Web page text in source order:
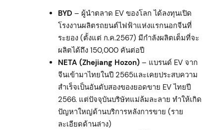
BYD – ผู้นำตลาด EV ของโลก ได้ลงทุนเปิด
โรงงานผลิตรถยนต์ไฟฟ้าแห่งแรกนอกจีนที่
ระยอง (ตั้งแต่ ก.ค.2567) มีกำลังผลิตเต็มที่จะ
ผลิตได้ถึง 150,000 คันต่อปี
NETA (Zhejiang Hozon)– แบรนด์ EV จาก
จีนเข้ามาไทยในปี 2565และเคยประสบความ
สำเร็จเป็นอันดับสองของยอดขาย EV ไทยปี
2566. แต่ปัจจุบันบริษัทแม่ล้มละลาย ทำให้เกิด
ปัญหาใหญ่ด้านบริการหลังการขาย (ราย
ละเอียดด้านล่าง)